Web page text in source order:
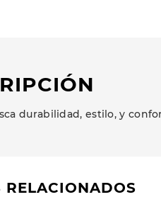
durabilidad, estilo, y
RELACIONADOS